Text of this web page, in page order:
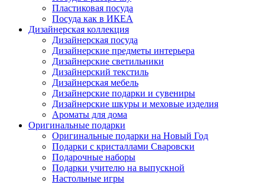
Пластиковая посуда
Посуда как в ИКЕА
Дизайнерская коллекция
Дизайнерская посуда
Дизайнерские предметы интерьера
Дизайнерские светильники
Дизайнерский текстиль
Дизайнерская мебель
Дизайнерские подарки и сувениры
Дизайнерские шкуры и меховые изделия
Ароматы для дома
Оригинальные подарки
Оригинальные подарки на Новый Год
Подарки с кристаллами Сваровски
Подарочные наборы
Подарки учителю на выпускной
Настольные игры